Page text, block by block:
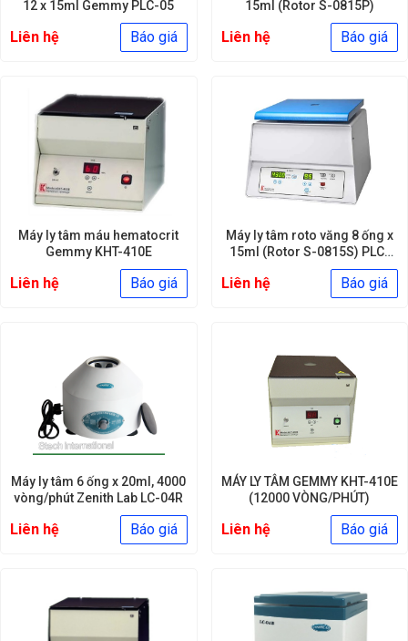
12 x 15ml Gemmy PLC-05
Liên hệ Báo giá
15ml (Rotor S-0815P)
Liên hệ Báo giá
Máy ly tâm máu hematocrit
Gemmy KHT-410E
Liên hệ Báo giá
Máy ly tâm roto văng 8 ống x
15ml (Rotor S-0815S) PLC-
066 Gemmy
Liên hệ Báo giá
​Máy ly tâm 6 ống x 20ml, 4000
vòng/phút Zenith Lab LC-04R
Liên hệ Báo giá
MÁY LY TÂM GEMMY KHT-410E
(12000 VÒNG/PHÚT)
Liên hệ Báo giá